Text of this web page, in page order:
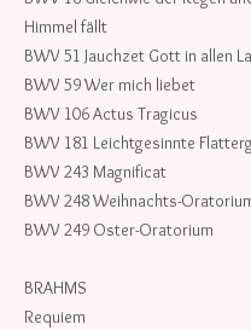
Himmel fällt
BWV 51 Jauchzet Gott in allen
BWV 59 Wer mich liebet
BWV 106 Actus Tragicus
BWV 181 Leichtgesinnte
BWV 243 Magnificat
BWV 248 Weihnachts-
BWV 249 Oster-Oratorium
BRAHMS
Requiem